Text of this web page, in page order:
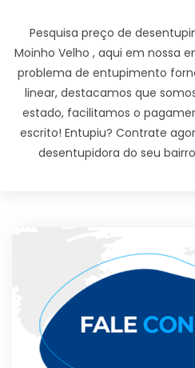
Pesquisa preço de
Moinho Velho , aqui em nossa
problema de entupimento
linear, destacamos que
estado, facilitamos o
escrito! Entupiu? Contrate
desentupidora do seu